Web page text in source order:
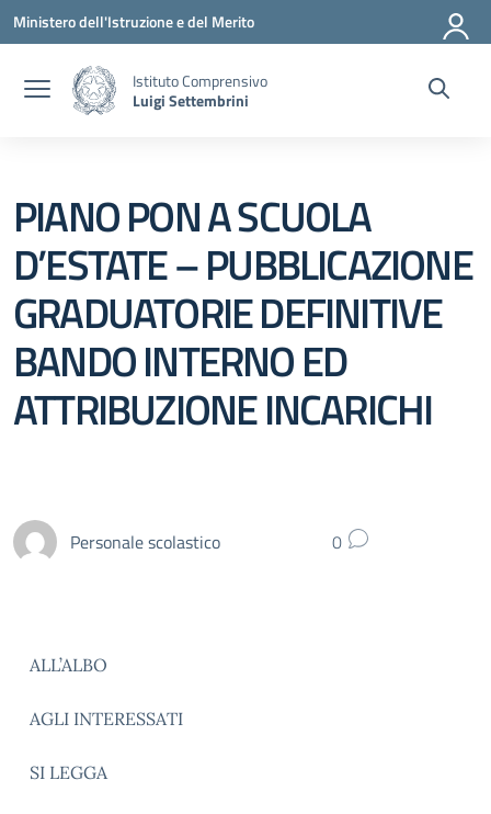
Vai ai contenuti
Vai al menu di navigazione
Vai al footer
Ministero dell'Istruzione e del Merito
Istituto Comprensivo
Luigi Settembrini
PIANO PON A SCUOLA
D’ESTATE – PUBBLICAZIONE
GRADUATORIE DEFINITIVE
BANDO INTERNO ED
ATTRIBUZIONE INCARICHI
Personale scolastico 0
ALL’ALBO
AGLI INTERESSATI
SI LEGGA